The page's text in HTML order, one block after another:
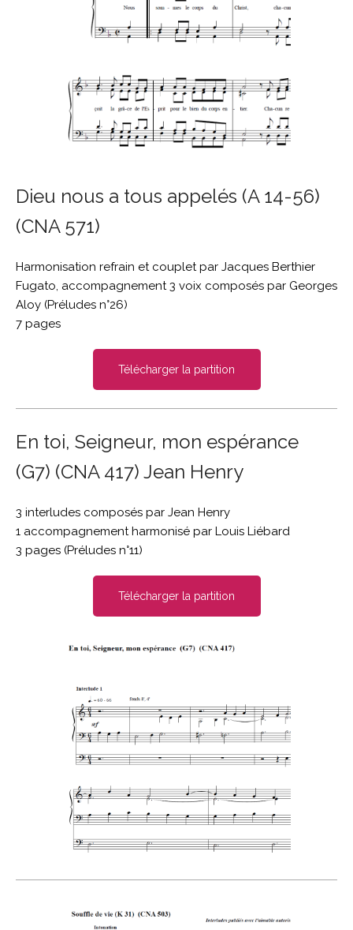
Dieu nous a tous appelés (A 14-56)
(CNA 571)
Harmonisation refrain et couplet par Jacques Berthier
Fugato, accompagnement 3 voix composés par Georges
Aloy (Préludes n°26)
7 pages
Télécharger la partition
En toi, Seigneur, mon espérance
(G7) (CNA 417) Jean Henry
3 interludes composés par Jean Henry
1 accompagnement harmonisé par Louis Liébard
3 pages (Préludes n°11)
Télécharger la partition